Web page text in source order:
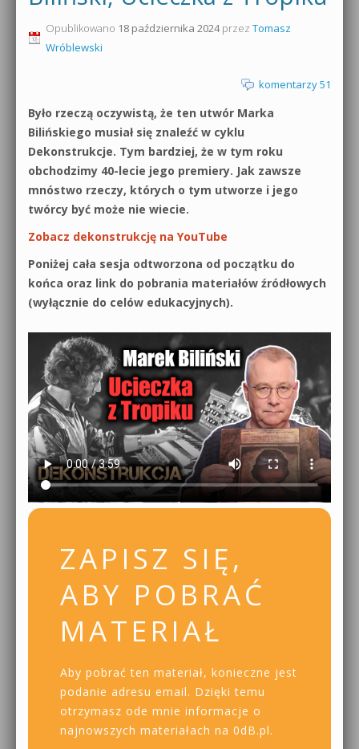
Produkcja muzyczna od podstaw
Sound Forge od podstaw
Dubstep z syntezatorem Massive
Kontakt 5 Kompendium
Pakiety
0dB.pl - informacje
Archiwum aktualności
Polityka prywatności
Regulamin
Działanie sklepu internetowego
Wyszukiwanie
Opublikowano 18 października 2024przez Tomasz
Wróblewski
komentarzy 51
Było rzeczą oczywistą, że ten utwór Marka
Bilińskiego musiał się znaleźć w cyklu
Dekonstrukcje. Tym bardziej, że w tym roku
obchodzimy 40-lecie jego premiery. Jak zawsze
mnóstwo rzeczy, których o tym utworze i jego
twórcy być może nie wiecie.
Zobacz dekonstrukcję na YouTube
Poniżej cała sesja odtworzona od początku do
końca oraz link do pobrania materiałów źródłowych
(wyłącznie do celów edukacyjnych).
ZAPISZ SIĘ,
ABY POBRAĆ
MATERIAŁ
Aby pobrać ten materiał, konieczne jest
podanie adresu email. Dzięki temu
otrzymasz ode mnie informacje o
najnowszych materiałach na 0dB.pl.